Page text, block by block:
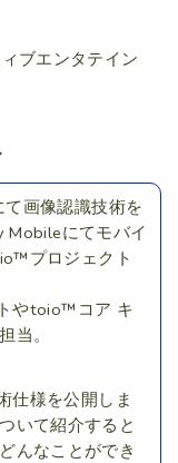
ブエンタテイン
画像認識技術を
Mobileにてモバイ
プロジェクト
やtoio™コア キ
当。
仕様を公開しま
いて紹介すると
んなことができ